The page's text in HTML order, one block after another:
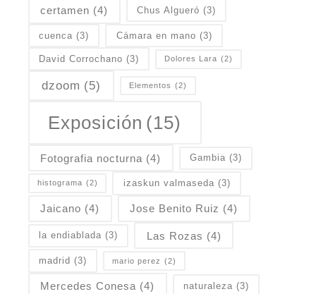
certamen (4) Chus Algueró (3)
cuenca (3) Cámara en mano (3)
David Corrochano (3) Dolores Lara (2)
dzoom (5) Elementos (2)
Exposición (15)
Fotografia nocturna (4) Gambia (3)
histograma (2) izaskun valmaseda (3)
Jaicano (4) Jose Benito Ruiz (4)
la endiablada (3) Las Rozas (4)
madrid (3) mario perez (2)
Mercedes Conesa (4) naturaleza (3)